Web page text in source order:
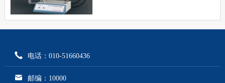
电话：010-51660436
邮编：10000